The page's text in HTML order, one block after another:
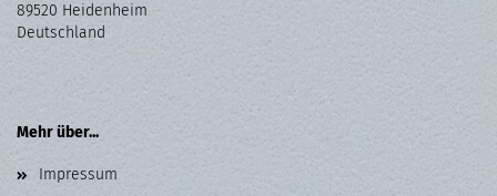
89520 Heidenheim
Deutschland
Mehr über...
Impressum